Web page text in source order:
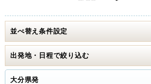
並べ替え条件設定
出発地・日程で絞り込む
大分県発